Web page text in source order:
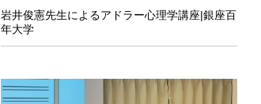
岩井俊憲先生によるアドラー心理学講座|銀座百
年大学